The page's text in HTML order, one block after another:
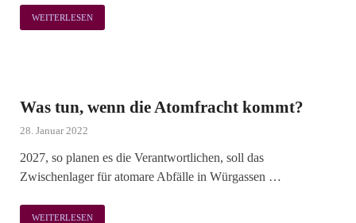
WEITERLESEN
Was tun, wenn die Atomfracht kommt?
28. Januar 2022
2027, so planen es die Verantwortlichen, soll das
Zwischenlager für atomare Abfälle in Würgassen …
WEITERLESEN